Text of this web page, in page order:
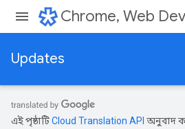
Updates
এই পৃষ্ঠাটিCloud Translation API অনুবাদ